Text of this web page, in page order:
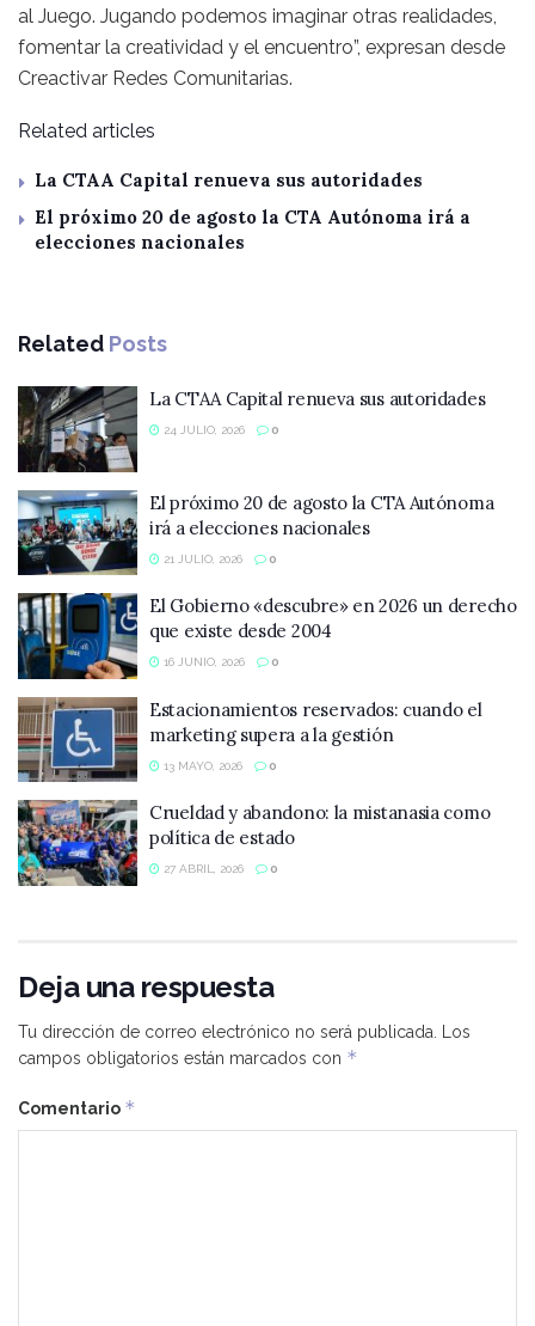
al Juego. Jugando podemos imaginar otras realidades,
fomentar la creatividad y el encuentro”, expresan desde
Creactivar Redes Comunitarias.
Related articles
La CTAA Capital renueva sus autoridades
El próximo 20 de agosto la CTA Autónoma irá a
elecciones nacionales
Related Posts
La CTAA Capital renueva sus autoridades
24 JULIO, 2026 0
El próximo 20 de agosto la CTA Autónoma
irá a elecciones nacionales
21 JULIO, 2026 0
El Gobierno «descubre» en 2026 un derecho
que existe desde 2004
16 JUNIO, 2026 0
Estacionamientos reservados: cuando el
marketing supera a la gestión
13 MAYO, 2026 0
Crueldad y abandono: la mistanasia como
política de estado
27 ABRIL, 2026 0
Deja una respuesta
Tu dirección de correo electrónico no será publicada.
Los
campos obligatorios están marcados con *
Comentario *